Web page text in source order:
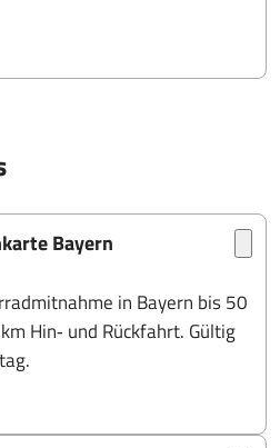
Bayern
in Bayern bis 50
Hin‑ und Rückfahrt. Gültig